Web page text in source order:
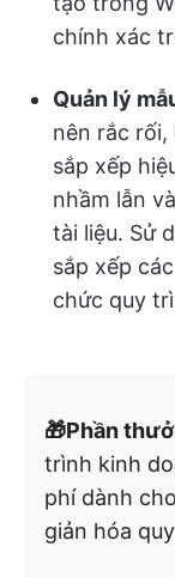
chính xác
Quản lý
nên rắc
sắp xếp
nhầm lẫn
tài liệu. Sử
sắp xếp
chức quy
🎁Phần
trình kinh
phí dành
giản hóa